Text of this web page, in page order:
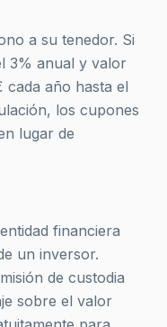
a su tenedor. Si
3% anual y valor
cada año hasta el
los cupones
lugar de
financiera
un inversor.
de custodia
sobre el valor